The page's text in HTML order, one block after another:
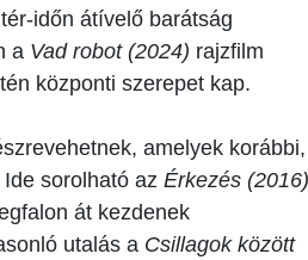
időn átívelő barátság
a Vad robot (2024) rajzfilm
központi szerepet kap.
amelyek korábbi,
Ide sorolható az Érkezés (2016)
át kezdenek
utalás a Csillagok között